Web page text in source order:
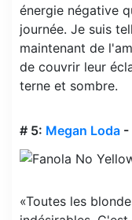
énergie négative
journée. Je suis
maintenant de
de couvrir leur
terne et sombre.
# 5: Megan Loda -
«Toutes les